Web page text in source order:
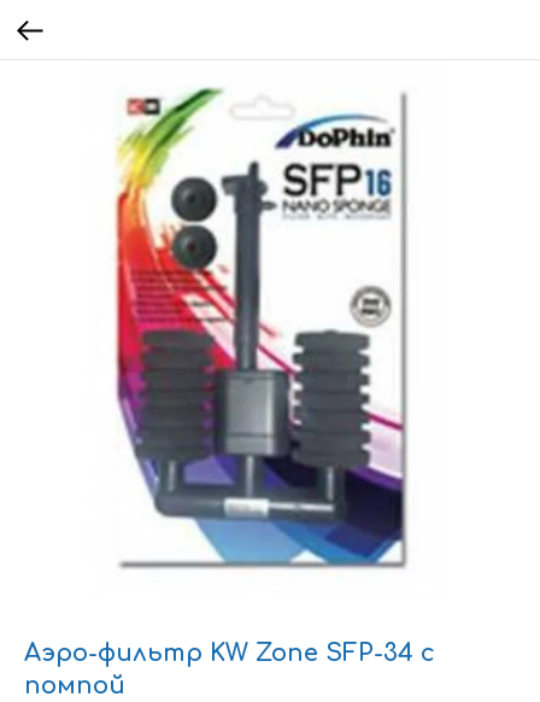
Аэро-фильтр KW Zone SFP-34 с
помпой